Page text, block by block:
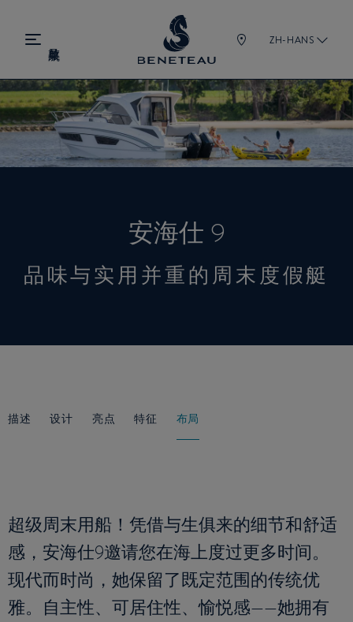
ZH-HANS
安海仕 9
品味与实用并重的周末度假艇
描述 设计 亮点 特征 布局
超级周末用船！凭借与生俱来的细节和舒适
感，安海仕9邀请您在海上度过更多时间。
现代而时尚，她保留了既定范围的传统优
雅。自主性、可居住性、愉悦感——她拥有